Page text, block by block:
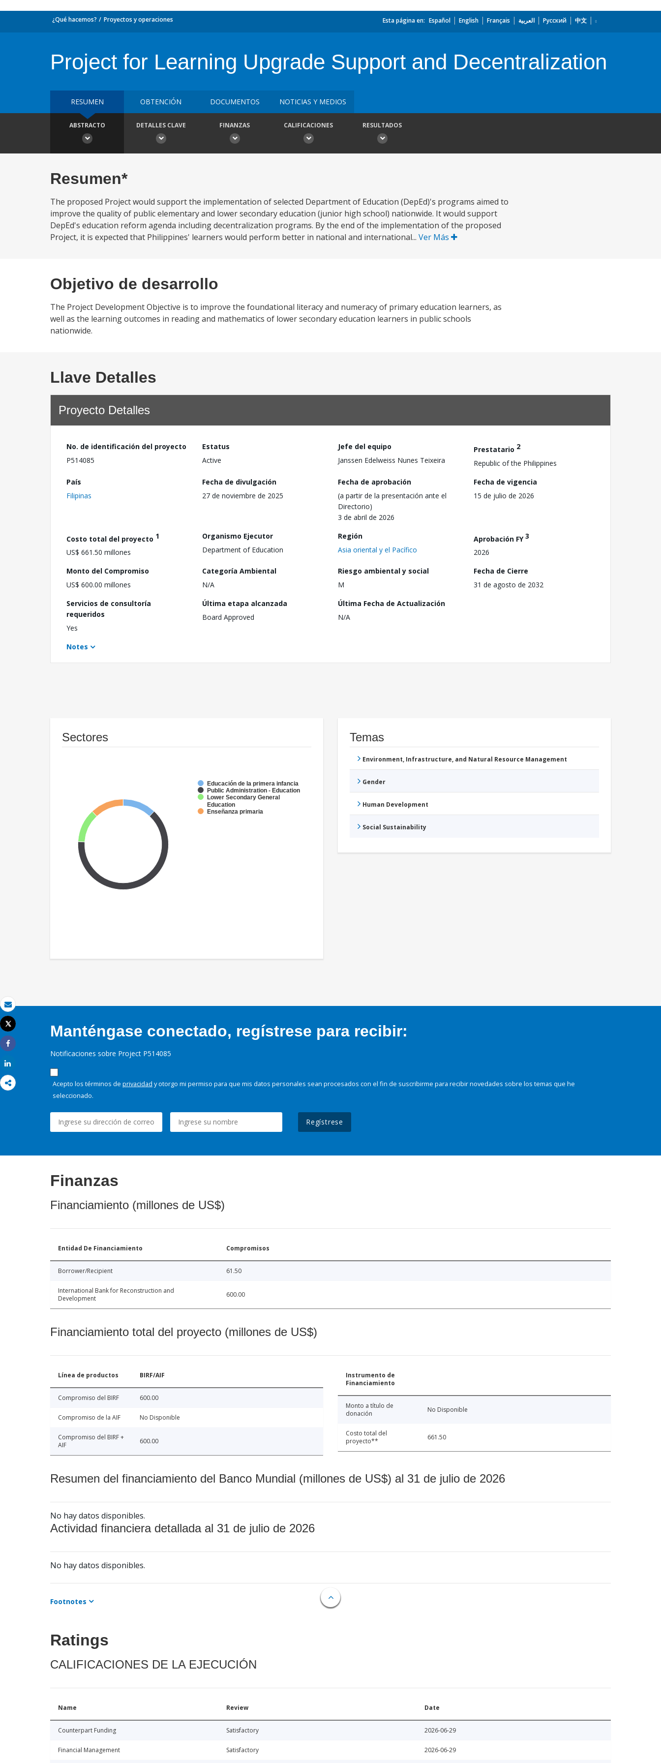
Correo electrónico
Imprimir
Tweet
Share
¿Qué hacemos? Proyectos y operaciones Esta página en: Español English Français العربية Русский 中文
Project for Learning Upgrade Support and Decentralization
RESUMEN OBTENCIÓN DOCUMENTOS NOTICIAS Y MEDIOS
ABSTRACTO DETALLES CLAVE FINANZAS CALIFICACIONES RESULTADOS
Resumen*
The proposed Project would support the implementation of selected Department of Education (DepEd)'s programs aimed to
improve the quality of public elementary and lower secondary education (junior high school) nationwide. It would support
DepEd's education reform agenda including decentralization programs. By the end of the implementation of the proposed
Project, it is expected that Philippines' learners would perform better in national and international... Ver Más
Objetivo de desarrollo
The Project Development Objective is to improve the foundational literacy and numeracy of primary education learners, as
well as the learning outcomes in reading and mathematics of lower secondary education learners in public schools
nationwide.
Llave Detalles
Proyecto Detalles
No. de identificación del proyecto
P514085
Estatus
Active
Jefe del equipo
Janssen Edelweiss Nunes Teixeira
Prestatario 2
Republic of the Philippines
País
Filipinas
Fecha de divulgación
27 de noviembre de 2025
Fecha de aprobación
(a partir de la presentación ante el
Directorio)
3 de abril de 2026
Fecha de vigencia
15 de julio de 2026
Costo total del proyecto 1
US$ 661.50 millones
Organismo Ejecutor
Department of Education
Región
Asia oriental y el Pacífico
Aprobación FY3
2026
Monto del Compromiso
US$ 600.00 millones
Categoría Ambiental
N/A
Riesgo ambiental y social
M
Fecha de Cierre
31 de agosto de 2032
Servicios de consultoría
requeridos
Yes
Última etapa alcanzada
Board Approved
Última Fecha de Actualización
N/A
Notes
Sectores
Educación de la primera infancia
Public Administration - Education
Lower Secondary General
Education
Enseñanza primaria
Temas
Environment, Infrastructure, and Natural Resource Management
Gender
Human Development
Social Sustainability
Manténgase conectado, regístrese para recibir:
Notificaciones sobre Project P514085
Acepto los términos de privacidad y otorgo mi permiso para que mis datos personales sean procesados con el fin de suscribirme para recibir novedades sobre los temas que he
seleccionado.
Regístrese
Finanzas
Financiamiento (millones de US$)
Entidad De Financiamiento Compromisos
Borrower/Recipient 61.50
International Bank for Reconstruction and
Development
600.00
Financiamiento total del proyecto (millones de US$)
Línea de productos BIRF/AIF
Compromiso del BIRF 600.00
Compromiso de la AIF No Disponible
Compromiso del BIRF +
AIF
600.00
Instrumento de
Financiamiento
Monto a título de
donación
No Disponible
Costo total del
proyecto**
661.50
Resumen del financiamiento del Banco Mundial (millones de US$) al 31 de julio de 2026
No hay datos disponibles.
Actividad financiera detallada al 31 de julio de 2026
No hay datos disponibles.
Footnotes
Ratings
CALIFICACIONES DE LA EJECUCIÓN
Name Review Date
Counterpart Funding Satisfactory 2026-06-29
Financial Management Satisfactory 2026-06-29